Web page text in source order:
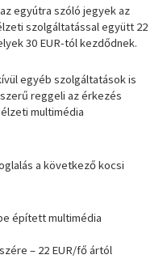
egyútra szóló jegyek az
szolgáltatással együtt 22
30 EUR-tól kezdődnek.
egyéb szolgáltatások is
reggeli az érkezés
multimédia
a következő kocsi
épített multimédia
– 22 EUR/fő ártól